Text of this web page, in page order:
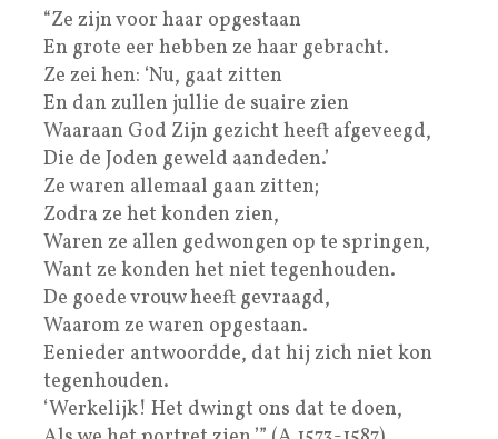
“Ze zijn voor haar opgestaan
En grote eer hebben ze haar gebracht.
Ze zei hen: ‘Nu, gaat zitten
En dan zullen jullie de suaire zien
Waaraan God Zijn gezicht heeft afgeveegd,
Die de Joden geweld aandeden.’
Ze waren allemaal gaan zitten;
Zodra ze het konden zien,
Waren ze allen gedwongen op te springen,
Want ze konden het niet tegenhouden.
De goede vrouw heeft gevraagd,
Waarom ze waren opgestaan.
Eenieder antwoordde, dat hij zich niet kon
tegenhouden.
‘Werkelijk! Het dwingt ons dat te doen,